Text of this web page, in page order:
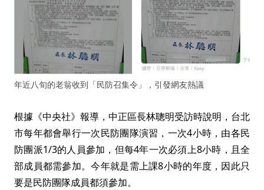
年近八旬的老翁收到「民防召集令」，引發網友熱議
根據《中央社》報導，中正區長林聰明受訪時說明，台北
市每年都會舉行一次民防團隊演習，一次4小時，由各民
防團派1/3的人員參加，但每4年一次必須上8小時，且全
部成員都需參加。今年就是需上課8小時的年度，因此只
要是民防團隊成員都須參加。